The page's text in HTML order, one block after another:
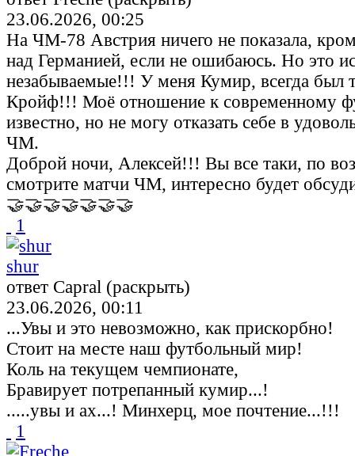
23.06.2026, 00:25
На ЧМ-78 Австрия ничего не показала,
над Германией, если не ошибаюсь. Но это
незабываемые!!! У меня Кумир, всегда был
Кройф!!! Моё отношение к современному
известно, но не могу отказать себе в
ЧМ.
Доброй ночи, Алексей!!! Вы все таки, по
смотрите матчи ЧМ, интересно будет
🤝🤝🤝🤝🤝🤝🤝
1
shur
ответ Capral (раскрыть)
23.06.2026, 00:11
...Увы и это невозможно, как прискорбно!
Стоит на месте наш футбольный мир!
Коль на текущем чемпионате,
Бравирует потрепанный кумир...!
.....увы и ах...! Минхерц, мое почтение...!!!
1